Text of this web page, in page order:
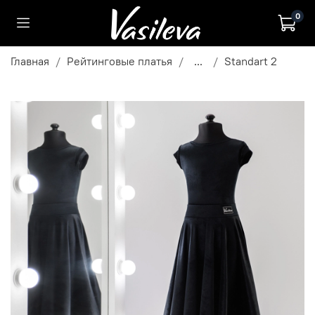
0
Главная Рейтинговые платья ... Standart 2